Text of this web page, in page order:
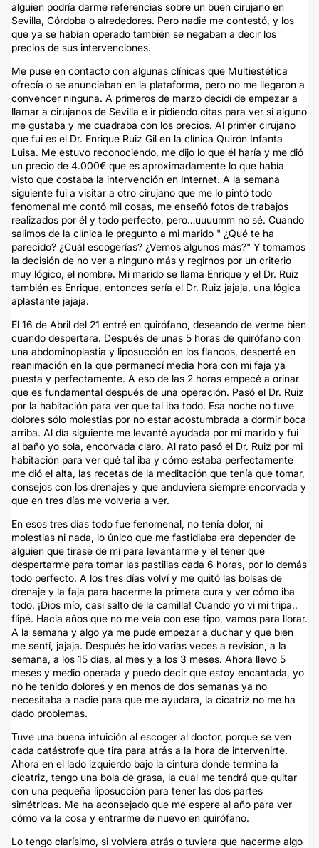
alguien podría darme referencias sobre un buen cirujano en
Sevilla, Córdoba o alrededores. Pero nadie me contestó, y los
que ya se habían operado también se negaban a decir los
precios de sus intervenciones.
Me puse en contacto con algunas clínicas que Multiestética
ofrecía o se anunciaban en la plataforma, pero no me llegaron a
convencer ninguna. A primeros de marzo decidí de empezar a
llamar a cirujanos de Sevilla e ir pidiendo citas para ver si alguno
me gustaba y me cuadraba con los precios. Al primer cirujano
que fui es el Dr. Enrique Ruiz Gil en la clínica Quirón Infanta
Luisa. Me estuvo reconociendo, me dijo lo que él haría y me dió
un precio de 4.000€ que es aproximadamente lo que había
visto que costaba la intervención en Internet. A la semana
siguiente fui a visitar a otro cirujano que me lo pintó todo
fenomenal me contó mil cosas, me enseñó fotos de trabajos
realizados por él y todo perfecto, pero…uuuumm no sé. Cuando
salimos de la clínica le pregunto a mi marido " ¿Qué te ha
parecido? ¿Cuál escogerías? ¿Vemos algunos más?" Y tomamos
la decisión de no ver a ninguno más y regirnos por un criterio
muy lógico, el nombre. Mi marido se llama Enrique y el Dr. Ruiz
también es Enrique, entonces sería el Dr. Ruiz jajaja, una lógica
aplastante jajaja.
El 16 de Abril del 21 entré en quirófano, deseando de verme bien
cuando despertara. Después de unas 5 horas de quirófano con
una abdominoplastia y liposucción en los flancos, desperté en
reanimación en la que permanecí media hora con mi faja ya
puesta y perfectamente. A eso de las 2 horas empecé a orinar
que es fundamental después de una operación. Pasó el Dr. Ruiz
por la habitación para ver que tal iba todo. Esa noche no tuve
dolores sólo molestias por no estar acostumbrada a dormir boca
arriba. Al día siguiente me levanté ayudada por mi marido y fui
al baño yo sola, encorvada claro. Al rato pasó el Dr. Ruiz por mi
habitación para ver qué tal iba y cómo estaba perfectamente
me dió el alta, las recetas de la meditación que tenía que tomar,
consejos con los drenajes y que anduviera siempre encorvada y
que en tres días me volvería a ver.
En esos tres días todo fue fenomenal, no tenía dolor, ni
molestias ni nada, lo único que me fastidiaba era depender de
alguien que tirase de mí para levantarme y el tener que
despertarme para tomar las pastillas cada 6 horas, por lo demás
todo perfecto. A los tres días volví y me quitó las bolsas de
drenaje y la faja para hacerme la primera cura y ver cómo iba
todo. ¡Dios mío, casi salto de la camilla! Cuando yo vi mi tripa..
flipé. Hacia años que no me veía con ese tipo, vamos para llorar.
A la semana y algo ya me pude empezar a duchar y que bien
me sentí, jajaja. Después he ido varias veces a revisión, a la
semana, a los 15 días, al mes y a los 3 meses. Ahora llevo 5
meses y medio operada y puedo decir que estoy encantada, yo
no he tenido dolores y en menos de dos semanas ya no
necesitaba a nadie para que me ayudara, la cicatriz no me ha
dado problemas.
Tuve una buena intuición al escoger al doctor, porque se ven
cada catástrofe que tira para atrás a la hora de intervenirte.
Ahora en el lado izquierdo bajo la cintura donde termina la
cicatriz, tengo una bola de grasa, la cual me tendrá que quitar
con una pequeña liposucción para tener las dos partes
simétricas. Me ha aconsejado que me espere al año para ver
cómo va la cosa y entrarme de nuevo en quirófano.
Lo tengo clarísimo, si volviera atrás o tuviera que hacerme algo